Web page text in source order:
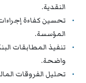
النقدية.
تحسين كفاءة
المؤسسة.
تنفيذ المطابقات
واضحة.
تحليل الفروقات